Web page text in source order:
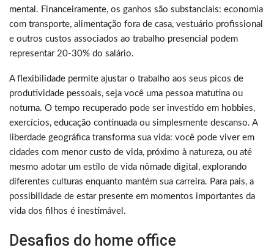
mental. Financeiramente, os ganhos são substanciais: economia
com transporte, alimentação fora de casa, vestuário profissional
e outros custos associados ao trabalho presencial podem
representar 20-30% do salário.
A flexibilidade permite ajustar o trabalho aos seus picos de
produtividade pessoais, seja você uma pessoa matutina ou
noturna. O tempo recuperado pode ser investido em hobbies,
exercícios, educação continuada ou simplesmente descanso. A
liberdade geográfica transforma sua vida: você pode viver em
cidades com menor custo de vida, próximo à natureza, ou até
mesmo adotar um estilo de vida nômade digital, explorando
diferentes culturas enquanto mantém sua carreira. Para pais, a
possibilidade de estar presente em momentos importantes da
vida dos filhos é inestimável.
Desafios do home office